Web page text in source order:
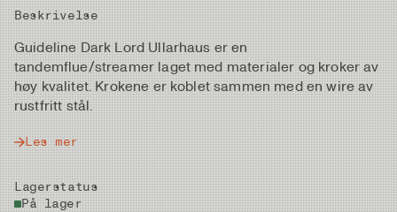
Beskrivelse
Guideline Dark Lord Ullarhaus er en
tandemflue/streamer laget med materialer og kroker av
høy kvalitet. Krokene er koblet sammen med en wire av
rustfritt stål.
Les mer
Lagerstatus
På lager